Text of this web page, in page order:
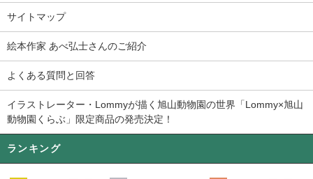
サイトマップ
絵本作家 あべ弘士さんのご紹介
よくある質問と回答
イラストレーター・Lommyが描く旭山動物園の世界「Lommy×旭山
動物園くらぶ」限定商品の発売決定！
ランキング